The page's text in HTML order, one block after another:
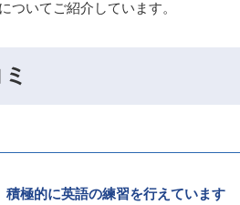
ついてご紹介しています。
積極的に英語の練習を行えています